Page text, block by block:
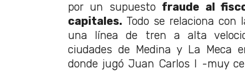
por un supuesto fraude al
capitales. Todo se relaciona con
una línea de tren a alta
ciudades de Medina y La Meca
donde jugó Juan Carlos I -muy